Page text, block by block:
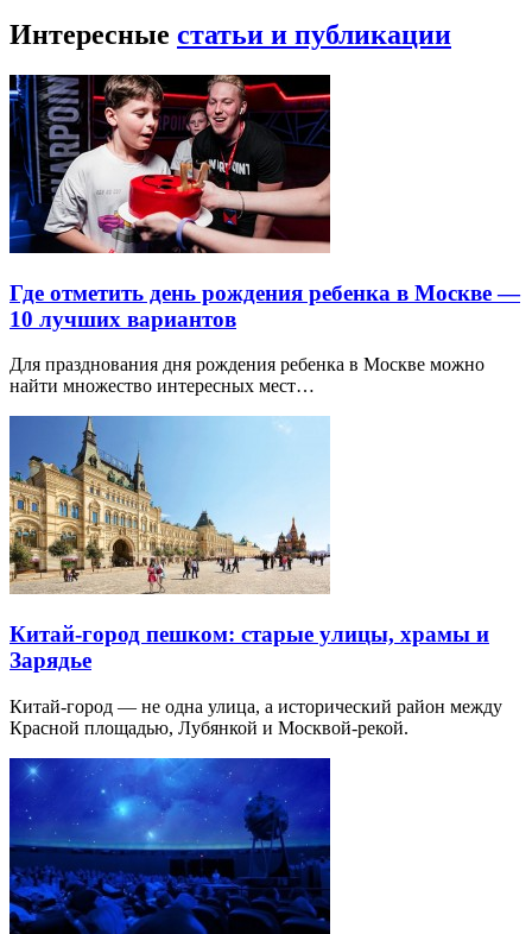
Интересные статьи и публикации
Где отметить день рождения ребенка в Москве —
10 лучших вариантов
Для празднования дня рождения ребенка в Москве можно
найти множество интересных мест…
Китай-город пешком: старые улицы, храмы и
Зарядье
Китай-город — не одна улица, а исторический район между
Красной площадью, Лубянкой и Москвой-рекой.